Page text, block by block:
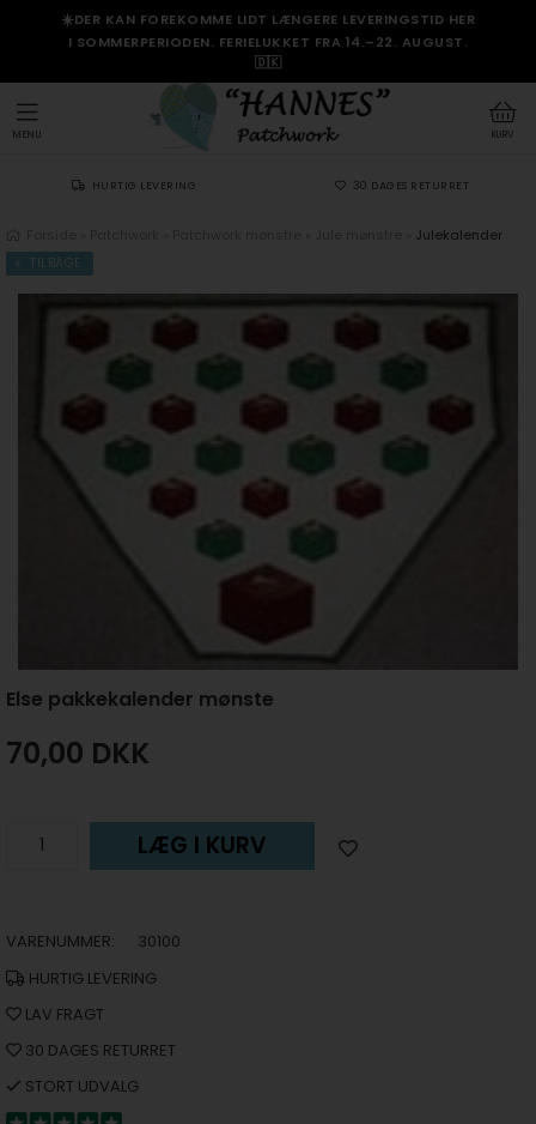
☀️DER KAN FOREKOMME LIDT LÆNGERE LEVERINGSTID HER
I SOMMERPERIODEN. FERIELUKKET FRA 14.–22. AUGUST.
🇩🇰
KURV
MENU
HURTIG LEVERING 30 DAGES RETURRET
Julekalender
TILBAGE
Else pakkekalender mønste
70,00 DKK
LÆG I KURV
VARENUMMER:
30100
HURTIG LEVERING
LAV FRAGT
30 DAGES RETURRET
STORT UDVALG